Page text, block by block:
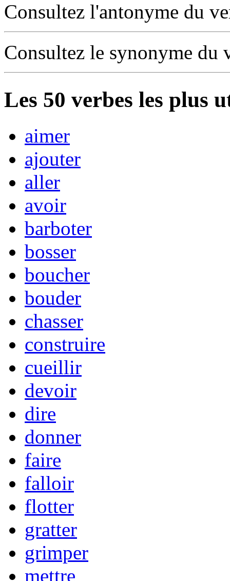
Consultez l'antonyme du
Consultez le synonyme du
Les 50 verbes les plus
aimer
ajouter
aller
avoir
barboter
bosser
boucher
bouder
chasser
construire
cueillir
devoir
dire
donner
faire
falloir
flotter
gratter
grimper
mettre